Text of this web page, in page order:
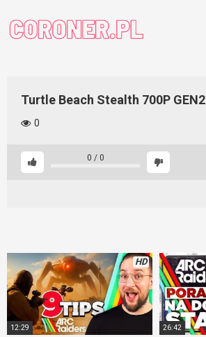
content
Turtle Beach Stealth 700P GEN2
0
0 / 0
HD
12:29 26:42